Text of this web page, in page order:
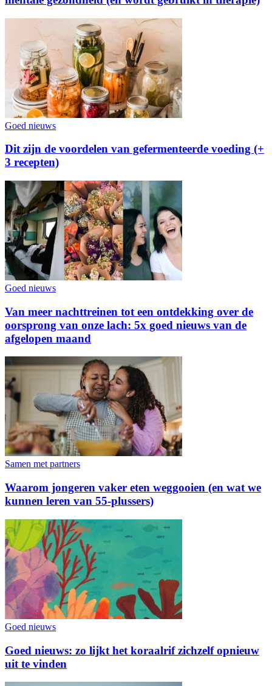
Goed nieuws
Dit zijn de voordelen van gefermenteerde voeding (+
3 recepten)
Goed nieuws
Van meer nachttreinen tot een ontdekking over de
oorsprong van onze lach: 5x goed nieuws van de
afgelopen maand
Samen met partners
Waarom jongeren vaker eten weggooien (en wat we
kunnen leren van 55-plussers)
Goed nieuws
Goed nieuws: zo lijkt het koraalrif zichzelf opnieuw
uit te vinden